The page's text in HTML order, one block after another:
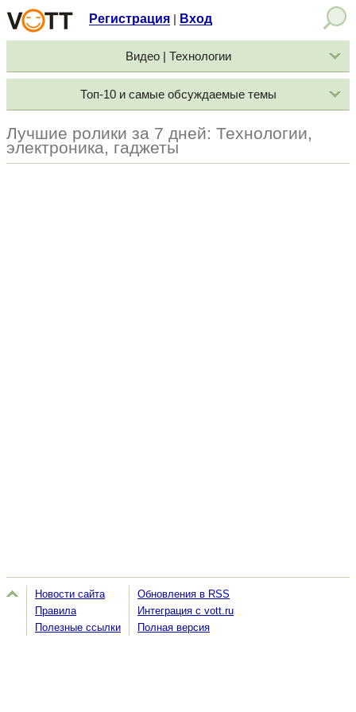
Регистрация Вход
Видео | Технологии
Топ-10 и самые обсуждаемые темы
Лучшие ролики за 7 дней: Технологии,
электроника, гаджеты
Новости сайта
Правила
Полезные ссылки
Обновления в RSS
Интеграция с vott.ru
Полная версия